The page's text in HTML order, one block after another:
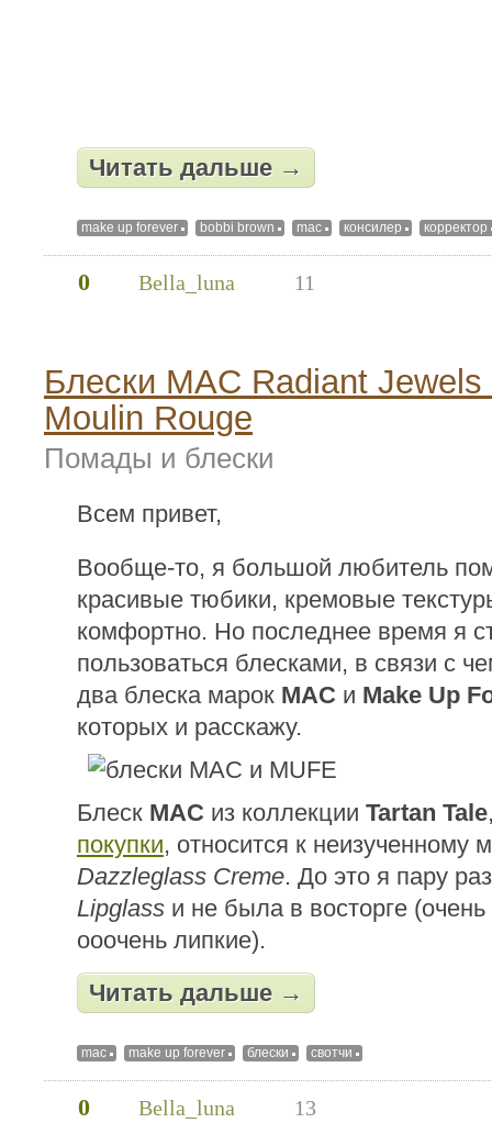
Читать дальше →
make up forever bobbi brown mac консилер корректор
0 Bella_luna 11
Блески MAC Radiant
Moulin Rouge
Помады и блески
Всем привет,
Вообще-то, я большой любитель
красивые тюбики, кремовые
комфортно. Но последнее время я
пользоваться блесками, в связи с
два блеска марок MAC и Make Up
которых и расскажу.
Блеск MAC из коллекции Tartan Tale
покупки, относится к неизученному
Dazzleglass Creme. До это я пару
Lipglass и не была в восторге (очень
ооочень липкие).
Читать дальше →
mac make up forever блески свотчи
0 Bella_luna 13